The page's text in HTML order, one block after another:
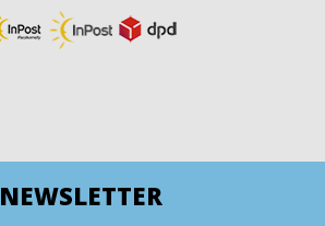
NEWSLETTER